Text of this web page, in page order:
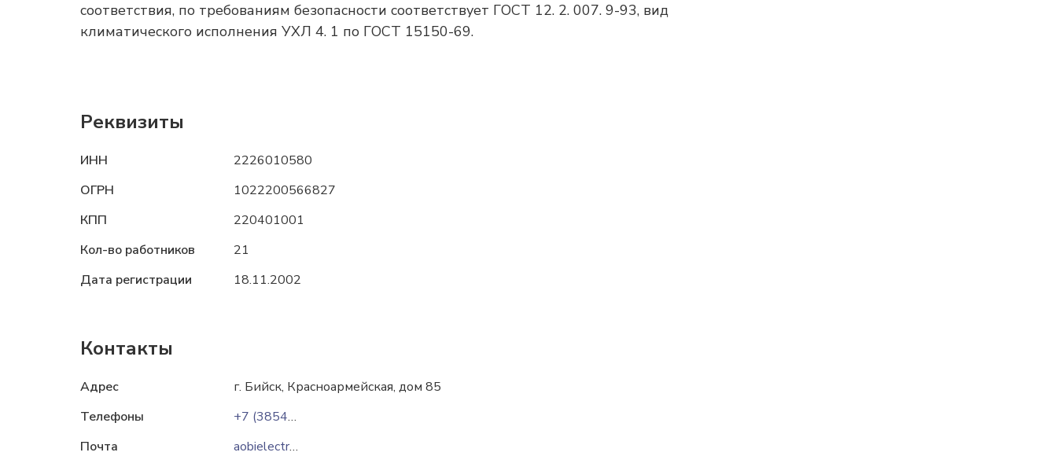
соответствия, по требованиям безопасности соответствует ГОСТ 12. 2. 007. 9-93, вид
климатического исполнения УХЛ 4. 1 по ГОСТ 15150-69.
Реквизиты
ИНН
2226010580
ОГРН
1022200566827
КПП
220401001
Кол-во работников
21
Дата регистрации
18.11.2002
Контакты
Адрес
г. Бийск, Красноармейская, дом 85
Телефоны
+7 (3854) 33-57-62
Почта
aobielectr@gmail.com